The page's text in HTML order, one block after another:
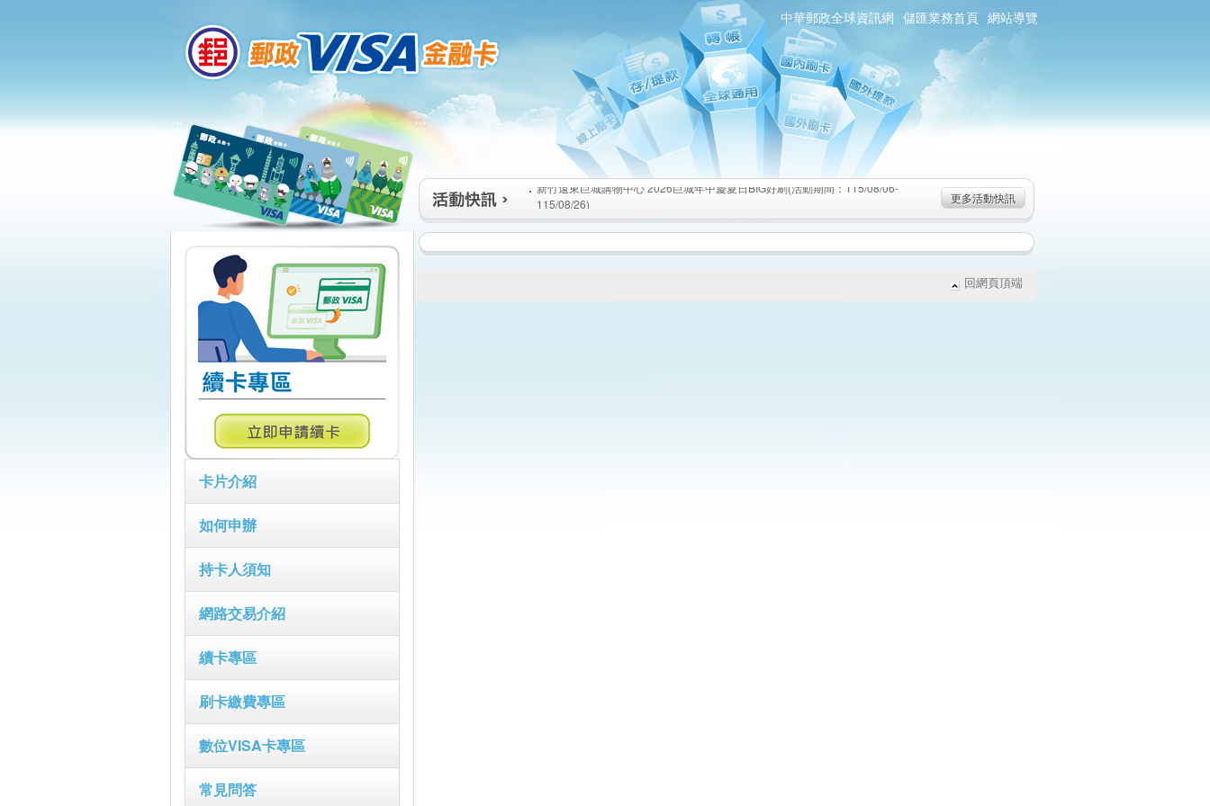
中華郵政全球資訊網 儲匯業務首頁 網站導覽
:::
卡片介紹
如何申辦
持卡人須知
網路交易介紹
續卡專區
刷卡繳費專區
數位VISA卡專區
常見問答
:::
新竹遠東巨城購物中心 2026巨城年中慶夏日BIG好刷(活動期間：115/08/06-
115/08/26)
臺北三創生活 有點東西第2波 刷卡郵好禮(活動期間：115/08/06-115/09/02)
桃園大江國際購物中心 好饗去大江檔期(活動期間：115/08/01-115/08/19)
新竹遠東巨城購物中心 2026巨城年中慶夏日BIG好刷(活動期間：115/08/06-
115/08/26)
臺北三創生活 有點東西第2波 刷卡郵好禮(活動期間：115/08/06-115/09/02)
更多活動快訊
回網頁頂端